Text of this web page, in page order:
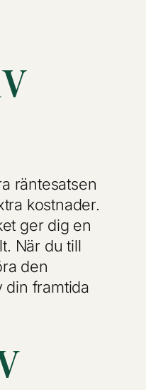
räntesatsen
kostnader.
ger dig en
När du till
den
din framtida